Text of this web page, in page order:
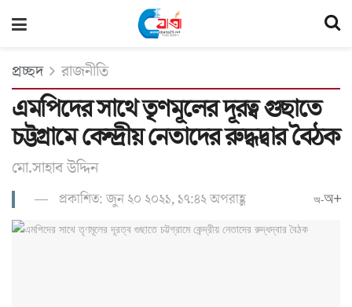
প্রচ্ছদ রাজনীতি
এমপিদের সাথে তৃণমূলের দূরত্ব গুছাতে
চট্টগ্রামে কেন্দ্রীয় নেতাদের রুদ্ধদ্বার বৈঠক
মো.সাহাব উ‌দ্দিন
প্রকাশিত: জুন ২০ ২০২১, ১৭:৪২ অপরাহ্ণ অ-অ+